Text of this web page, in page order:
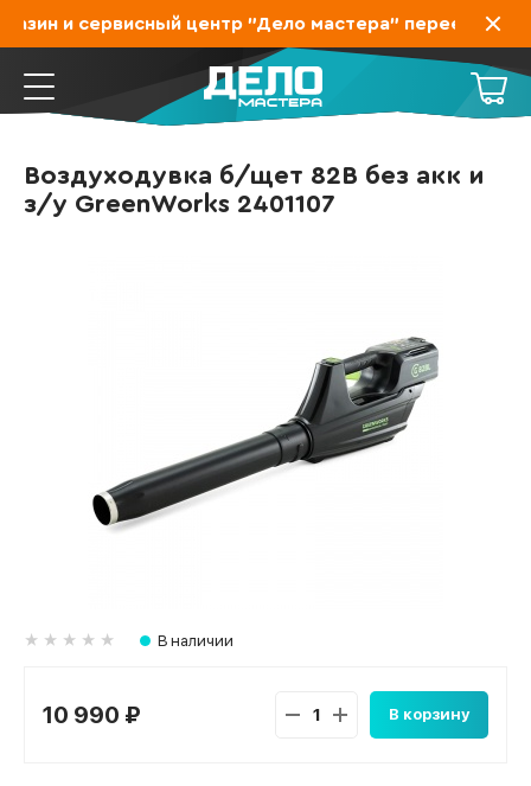
и сервисный центр "Дело мастера" переехал на
Воздуходувка б/щет 82В без акк и
з/у GreenWorks 2401107
В наличии
10 990 ₽ В корзину